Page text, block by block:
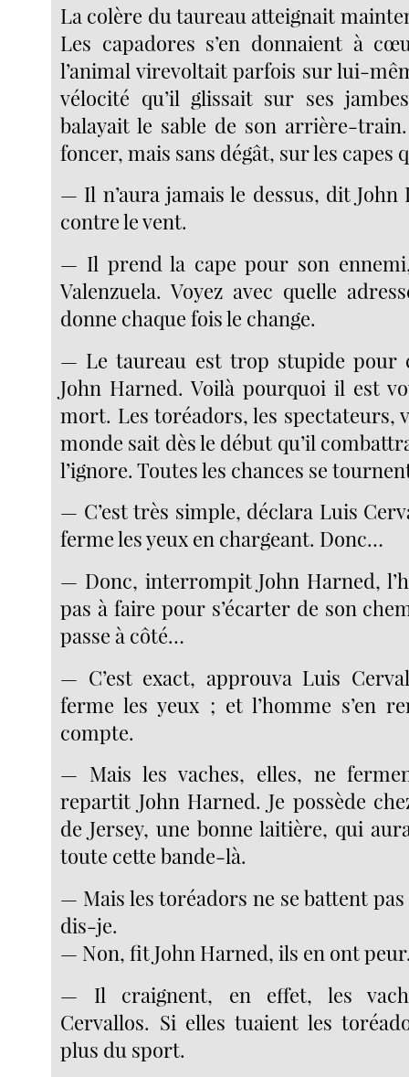
La colère du taureau atteignait
Les capadores s’en donnaient à
l’animal virevoltait parfois sur lui-
vélocité qu’il glissait sur ses
balayait le sable de son arrière-
foncer, mais sans dégât, sur les capes
— Il n’aura jamais le dessus, dit
contre le vent.
— Il prend la cape pour son
Valenzuela. Voyez avec quelle
donne chaque fois le change.
— Le taureau est trop stupide pour
John Harned. Voilà pourquoi il est
mort. Les toréadors, les spectateurs,
monde sait dès le début qu’il
l’ignore. Toutes les chances se
— C’est très simple, déclara Luis
ferme les yeux en chargeant. Donc…
— Donc, interrompit John Harned,
pas à faire pour s’écarter de son
passe à côté…
— C’est exact, approuva Luis
ferme les yeux ; et l’homme s’en
compte.
— Mais les vaches, elles, ne
repartit John Harned. Je possède
de Jersey, une bonne laitière, qui
toute cette bande-là.
— Mais les toréadors ne se battent pas
dis-je.
— Non, fit John Harned, ils en ont
— Il craignent, en effet, les
Cervallos. Si elles tuaient les
plus du sport.